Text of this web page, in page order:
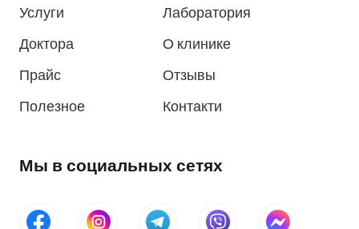
Услуги
Доктора
Прайс
Полезное
Лаборатория
О клинике
Отзывы
Контакти
Мы в социальных сетях